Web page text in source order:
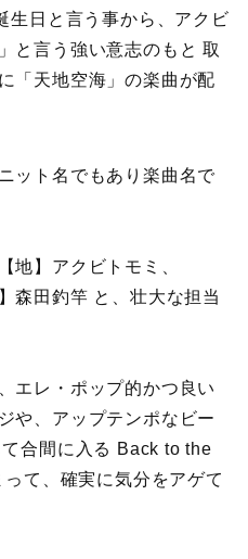
生日と言う事から、アクビ
と言う強い意志のもと 取
「天地空海」の楽曲が配
ット名でもあり楽曲名で
地】アクビトモミ、
森田釣竿 と、壮大な担当
エレ・ポップ的かつ良い
や、アップテンポなビー
合間に入る Back to the
て、確実に気分をアゲて